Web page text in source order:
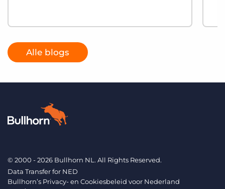
Alle blogs
© 2000 - 2026 Bullhorn NL. All Rights Reserved.
Data Transfer for NED
Bullhorn’s Privacy- en Cookiesbeleid voor Nederland